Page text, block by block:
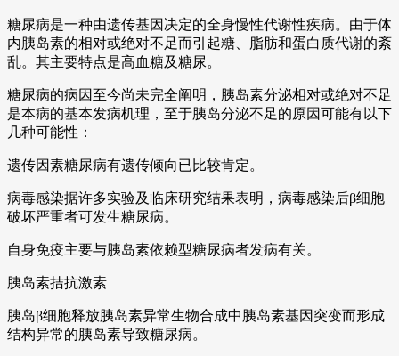
糖尿病是一种由遗传基因决定的全身慢性代谢性疾病。由于体
内胰岛素的相对或绝对不足而引起糖、脂肪和蛋白质代谢的紊
乱。其主要特点是高血糖及糖尿。
糖尿病的病因至今尚未完全阐明，胰岛素分泌相对或绝对不足
是本病的基本发病机理，至于胰岛分泌不足的原因可能有以下
几种可能性：
遗传因素糖尿病有遗传倾向已比较肯定。
病毒感染据许多实验及临床研究结果表明，病毒感染后β细胞
破坏严重者可发生糖尿病。
自身免疫主要与胰岛素依赖型糖尿病者发病有关。
胰岛素拮抗激素
胰岛β细胞释放胰岛素异常生物合成中胰岛素基因突变而形成
结构异常的胰岛素导致糖尿病。